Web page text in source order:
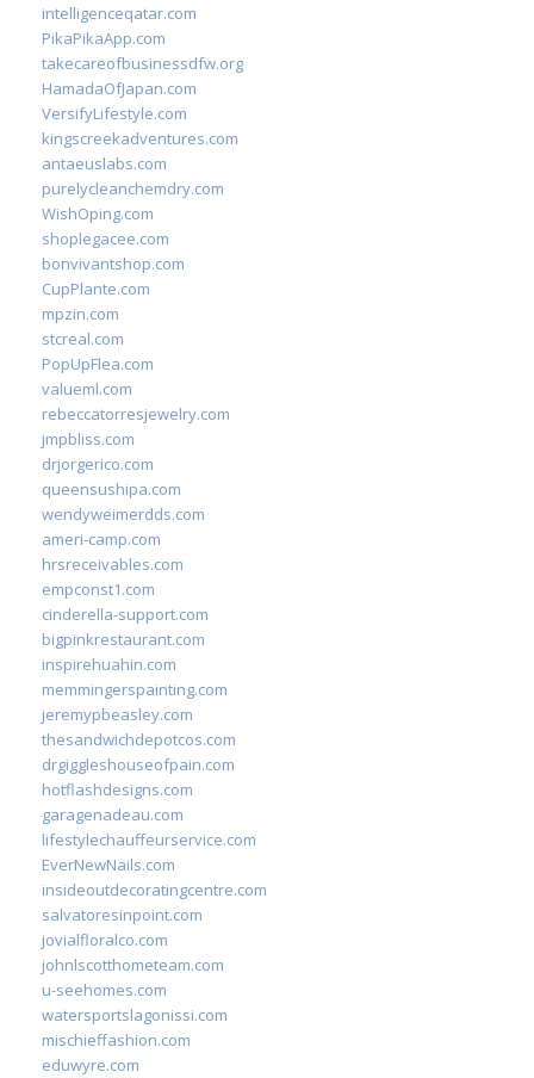
intelligenceqatar.com
PikaPikaApp.com
takecareofbusinessdfw.org
HamadaOfJapan.com
VersifyLifestyle.com
kingscreekadventures.com
antaeuslabs.com
purelycleanchemdry.com
WishOping.com
shoplegacee.com
bonvivantshop.com
CupPlante.com
mpzin.com
stcreal.com
PopUpFlea.com
valueml.com
rebeccatorresjewelry.com
jmpbliss.com
drjorgerico.com
queensushipa.com
wendyweimerdds.com
ameri-camp.com
hrsreceivables.com
empconst1.com
cinderella-support.com
bigpinkrestaurant.com
inspirehuahin.com
memmingerspainting.com
jeremypbeasley.com
thesandwichdepotcos.com
drgiggleshouseofpain.com
hotflashdesigns.com
garagenadeau.com
lifestylechauffeurservice.com
EverNewNails.com
insideoutdecoratingcentre.com
salvatoresinpoint.com
jovialfloralco.com
johnlscotthometeam.com
u-seehomes.com
watersportslagonissi.com
mischieffashion.com
eduwyre.com